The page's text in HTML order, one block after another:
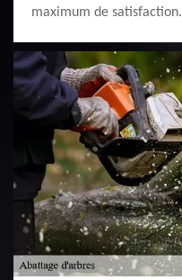
maximum de satisfaction.